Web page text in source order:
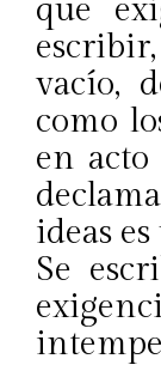
que
vacío,
como
en
ideas
Se